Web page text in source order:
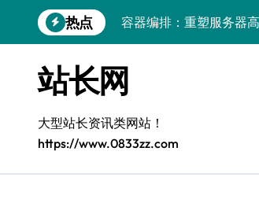
到
热点
鸿蒙生态创新：平台融
跨界融合驱动站长技术架
科技赋能精细化运营，
基于容器编排的高可用
站长网
大型站长资讯类网站！
https://www.0833zz.com